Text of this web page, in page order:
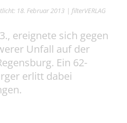
18. Februar 2013 | filterVERLAG
ereignete sich gegen
Unfall auf der
Ein 62-
erlitt dabei